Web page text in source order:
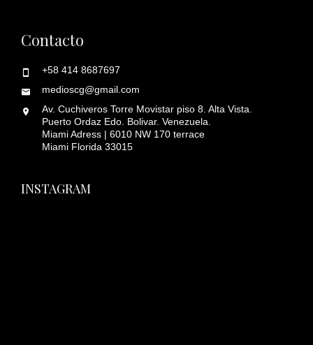
Contacto
+58 414 8687697
medioscg@gmail.com
Av. Cuchiveros Torre Movistar piso 8. Alta Vista.
Puerto Ordaz Edo. Bolivar. Venezuela.
Miami Adress | 6010 NW 170 terrace
Miami Florida 33015
INSTAGRAM